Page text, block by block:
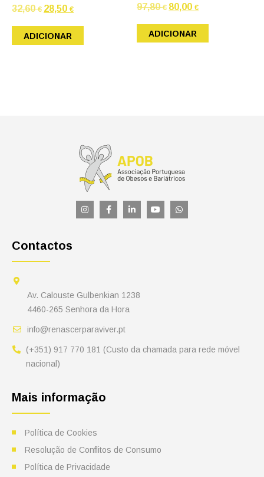
32,60€ O
preço
era:
32,60 €.
28,50 €O
preço
é:
ADICIONAR
97,80€ O
preço
era:
97,80 €.
80,00€O
preço
é:
ADICIONAR
Contactos
Av. Calouste Gulbenkian 1238
4460-265 Senhora da Hora
info@renascerparaviver.pt
(+351) 917 770 181 (Custo da chamada para rede móvel
nacional)
Mais informação
Política de Cookies
Resolução de Conflitos de Consumo
Política de Privacidade